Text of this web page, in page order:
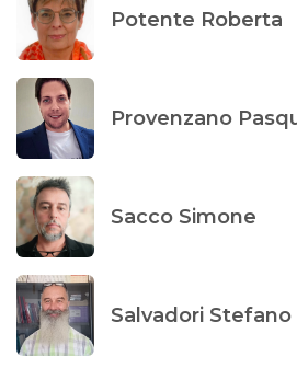
Potente Roberta
Provenzano
Sacco Simone
Salvadori Stefano